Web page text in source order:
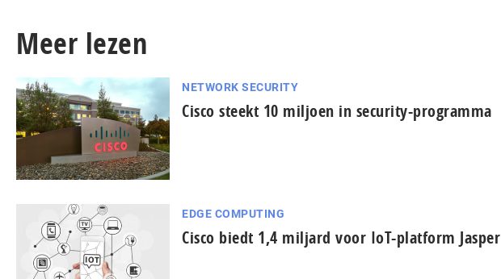
Meer lezen
NETWORK SECURITY
Cisco steekt 10 miljoen in security-programma
EDGE COMPUTING
Cisco biedt 1,4 miljard voor IoT-platform Jasper